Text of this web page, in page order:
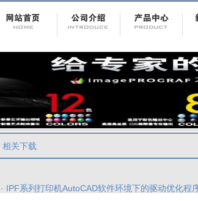
相关下载
· IPF系列打印机AutoCAD软件环境下的驱动优化程